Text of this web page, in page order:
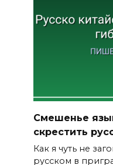
Смешенье
скрестить
Как я чуть не
русском в